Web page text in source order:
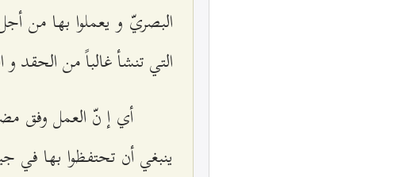
البصريّ و يعملوا بها من
التي تنشأ غالباً من الحقد
أي إ نّ العمل وفق
ينبغي أن تحتفظوا بها في